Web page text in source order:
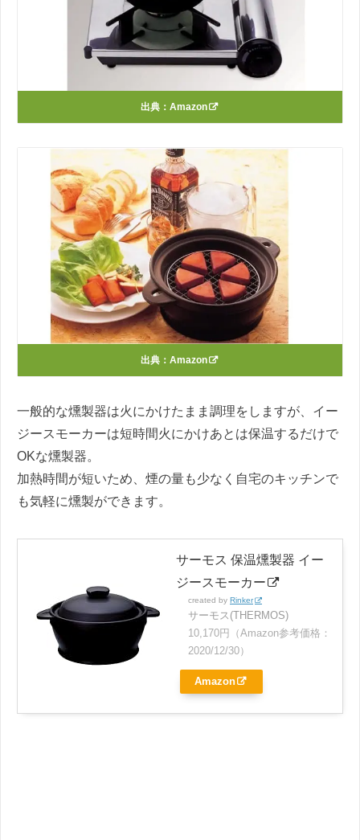
出典： Amazon
出典： Amazon
一般的な燻製器は火にかけたまま調理をしますが、イー
ジースモーカーは短時間火にかけあとは保温するだけで
OKな燻製器。
加熱時間が短いため、煙の量も少なく自宅のキッチンで
も気軽に燻製ができます。
サーモス 保温燻製器 イー
ジースモーカー
created by Rinker
サーモス(THERMOS)
10,170円（Amazon参考価格：
2020/12/30）
Amazon